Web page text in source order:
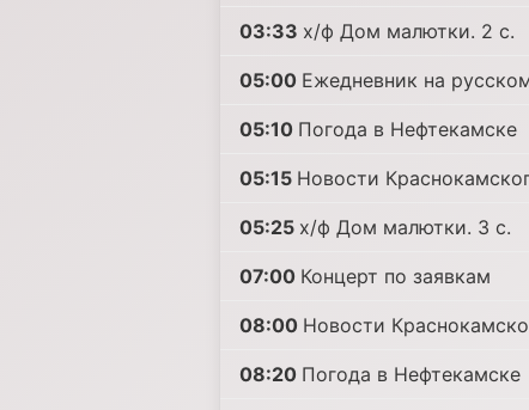
03:33 х/ф Дом малютки. 2 с.
05:00 Ежедневник на
05:10 Погода в Нефтекамске
05:15 Новости
05:25 х/ф Дом малютки. 3 с.
07:00 Концерт по заявкам
08:00 Новости
08:20 Погода в Нефтекамске